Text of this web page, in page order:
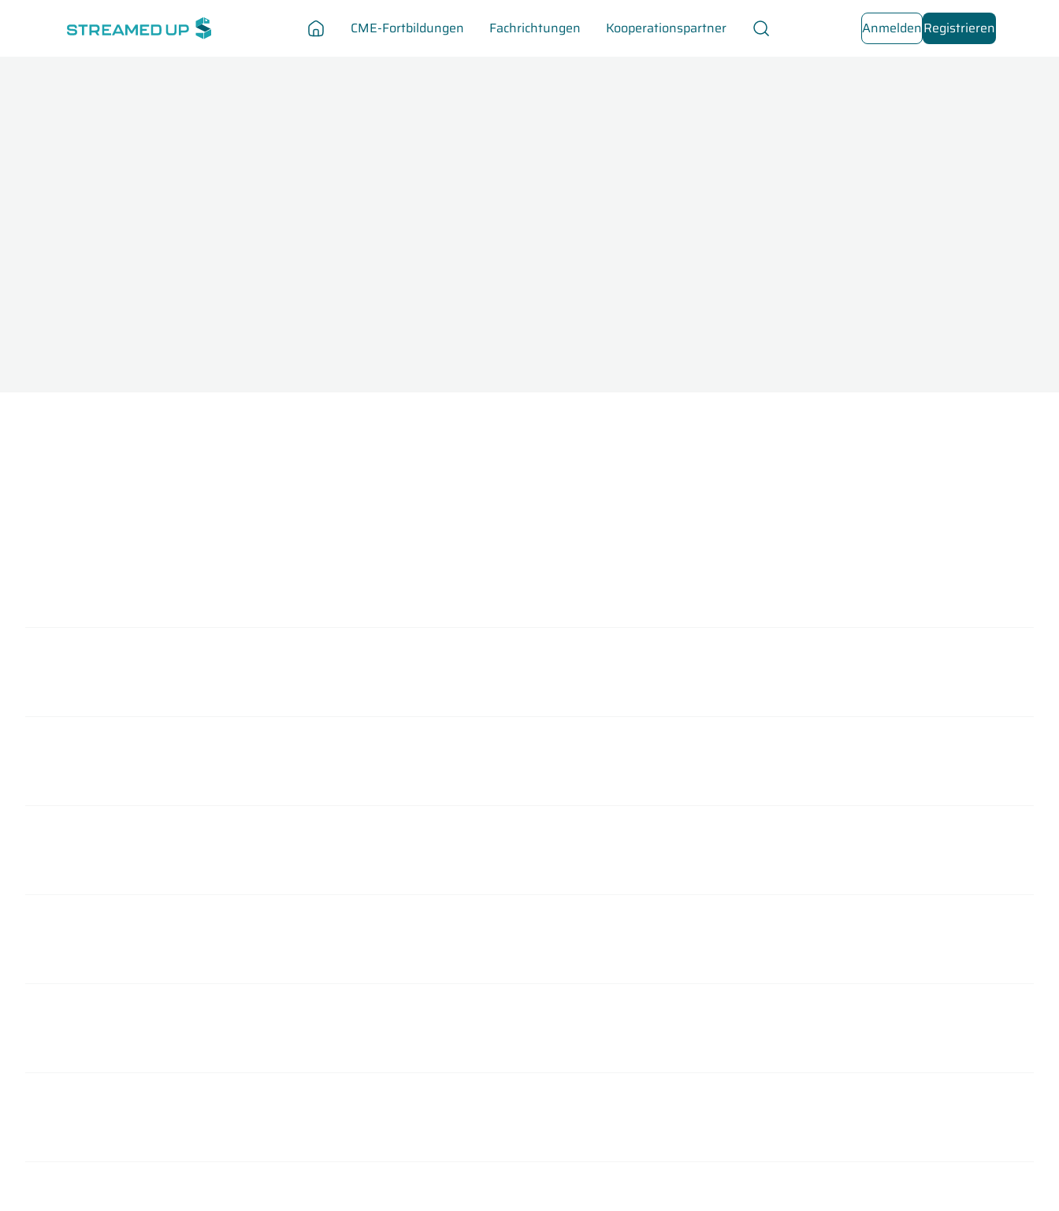
CME-Fortbildungen Fachrichtungen Kooperationspartner AnmeldenRegistrieren